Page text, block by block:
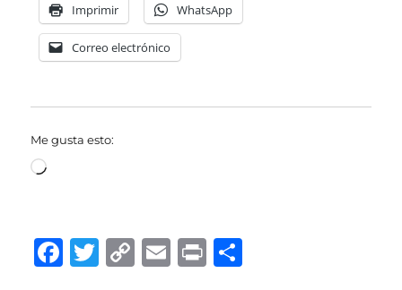
Imprimir WhatsApp
Correo electrónico
Me gusta esto:
Cargando...
F
T
C
E
P